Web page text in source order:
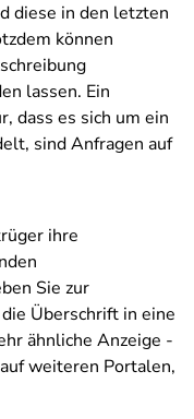
diese in den letzten
können
lassen. Ein
dass es sich um ein
sind Anfragen auf
ihre
Sie zur
Überschrift in eine
ähnliche Anzeige ‑
weiteren Portalen,